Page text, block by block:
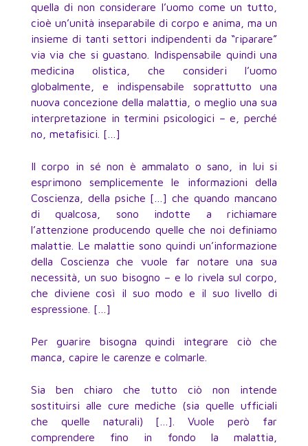
quella di non considerare l’uomo come un tutto,
cioè un’unità inseparabile di corpo e anima, ma un
insieme di tanti settori indipendenti da “riparare”
via via che si guastano. Indispensabile quindi una
medicina olistica, che consideri l’uomo
globalmente, e indispensabile soprattutto una
nuova concezione della malattia, o meglio una sua
interpretazione in termini psicologici – e, perché
no, metafisici. […]
Il corpo in sé non è ammalato o sano, in lui si
esprimono semplicemente le informazioni della
Coscienza, della psiche […] che quando mancano
di qualcosa, sono indotte a richiamare
l’attenzione producendo quelle che noi definiamo
malattie. Le malattie sono quindi un’informazione
della Coscienza che vuole far notare una sua
necessità, un suo bisogno – e lo rivela sul corpo,
che diviene così il suo modo e il suo livello di
espressione. […]
Per guarire bisogna quindi integrare ciò che
manca, capire le carenze e colmarle.
Sia ben chiaro che tutto ciò non intende
sostituirsi alle cure mediche (sia quelle ufficiali
che quelle naturali) […]. Vuole però far
comprendere fino in fondo la malattia,